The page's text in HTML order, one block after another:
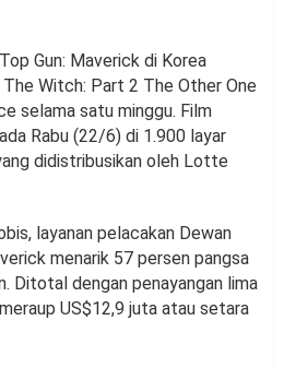
Gun: Maverick di Korea
Witch: Part 2 The Other One
selama satu minggu. Film
Rabu (22/6) di 1.900 layar
didistribusikan oleh Lotte
layanan pelacakan Dewan
menarik 57 persen pangsa
Ditotal dengan penayangan lima
US$12,9 juta atau setara